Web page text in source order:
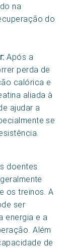
na
do
Após a
perda de
calórica e
aliada à
ajudar a
se
doentes
os treinos. A
ser
energia e a
Além
de